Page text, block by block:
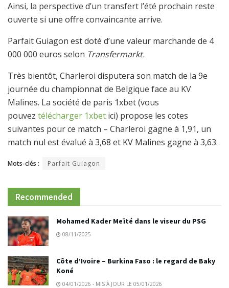
Ainsi, la perspective d’un transfert l’été prochain reste
ouverte si une offre convaincante arrive.
Parfait Guiagon est doté d’une valeur marchande de 4
000 000 euros selon Transfermarkt.
Très bientôt, Charleroi disputera son match de la 9e
journée du championnat de Belgique face au KV
Malines. La société de paris 1xbet (vous
pouvez télécharger 1xbet ici) propose les cotes
suivantes pour ce match – Charleroi gagne à 1,91, un
match nul est évalué à 3,68 et KV Malines gagne à 3,63.
Mots-clés : Parfait Guiagon
Recommended
Mohamed Kader Meïté dans le viseur du PSG
08/11/2025
Côte d’Ivoire – Burkina Faso : le regard de Baky
Koné
04/01/2026 - MIS À JOUR LE 05/01/2026